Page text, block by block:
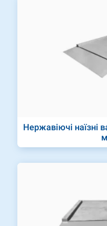
Нержавіючі наїзні